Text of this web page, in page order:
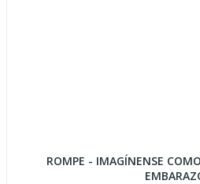
ROMPE - IMAGÍNENSE